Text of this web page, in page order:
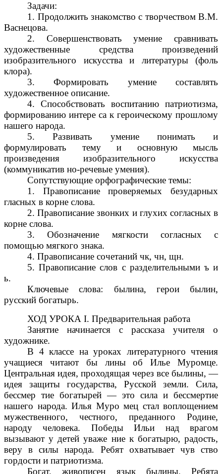
Задачи:
1. Продолжить знакомство с творчеством В.М.
Васнецова.
2. Совершенствовать умение сравнивать
художественные средства произведений
изобразительного искусства и литературы (фоль
клора).
3. Формировать умение составлять
художественное описание.
4. Способствовать воспитанию патриотизма,
формированию интере са к героическому прошлому
нашего народа.
5. Развивать умение понимать и
формулировать тему и основную мысль
произведения изобразительного искусства
(коммуникатив но-речевые умения).
Сопутствующие орфографические темы:
1. Правописание проверяемых безударных
гласных в корне слова.
2. Правописание звонких и глухих согласных в
корне слова.
3. Обозначение мягкости согласных с
помощью мягкого знака.
4. Правописание сочетаний чк, чн, щн.
5. Правописание слов с разделительными ъ и
ь.
Ключевые слова: былина, герои былин,
русский богатырь.
ХОД УРОКА I. Предварительная работа
Занятие начинается с рассказа учителя о
художнике.
В 4 классе на уроках литературного чтения
учащиеся читают бы лины об Илье Муромце.
Центральная идея, проходящая через все былины, —
идея защиты государства, Русской земли. Сила,
бессмер тие богатырей — это сила и бессмертие
нашего народа. Илья Муро мец стал воплощением
мужественного, честного, преданного Родине,
народу человека. Победы Ильи над врагом
вызывают у детей уваже ние к богатырю, радость,
веру в силы народа. Ребят охватывает чув ство
гордости и патриотизма.
Богат, живописен язык былины. Ребята